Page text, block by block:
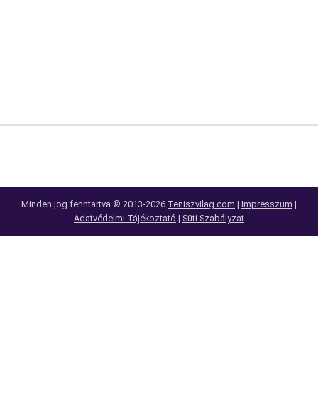
Minden jog fenntartva © 2013-2026 Teniszvilag.com | Impresszum |
Adatvédelmi Tájékoztató | Süti Szabályzat